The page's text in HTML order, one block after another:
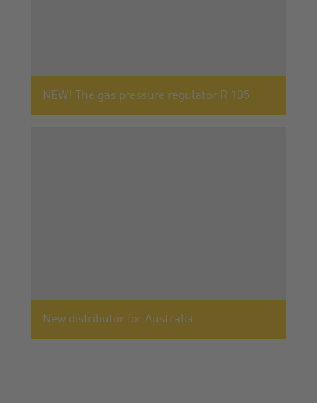
NEW! The gas pressure regulator R 105
New distributor for Australia